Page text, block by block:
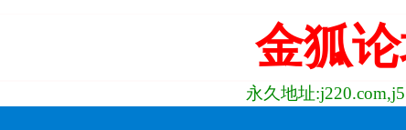
金狐
永久地址